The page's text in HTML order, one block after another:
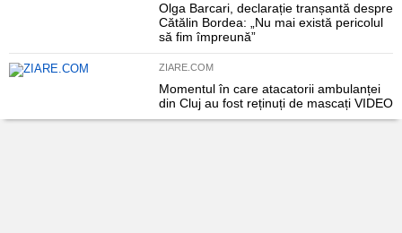
Olga Barcari, declarație tranșantă despre
Cătălin Bordea: „Nu mai există pericolul
să fim împreună”
ZIARE.COM
Momentul în care atacatorii ambulanței
din Cluj au fost reținuți de mascați VIDEO